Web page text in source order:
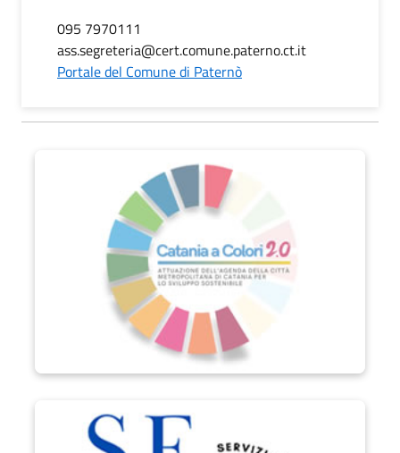
095 7970111
ass.segreteria@cert.comune.paterno.ct.it
Portale del Comune di Paternò
Progetto SEAM